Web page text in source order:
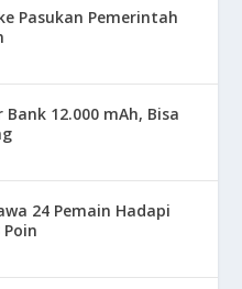
Pasukan Pemerintah
Bank 12.000 mAh, Bisa
24 Pemain Hadapi